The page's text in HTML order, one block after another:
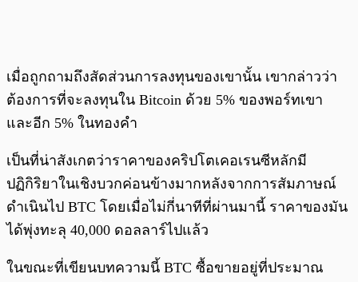
เมื่อถูกถามถึงสัดส่วนการลงทุนของเขานั้น เขากล่าวว่า
ต้องการที่จะลงทุนใน Bitcoin ด้วย 5% ของพอร์ทเขา
และอีก 5% ในทองคำ
เป็นที่น่าสังเกตว่าราคาของคริปโตเคอเรนซีหลักมี
ปฏิกิริยาในเชิงบวกค่อนข้างมากหลังจากการสัมภาษณ์
ดำเนินไป BTC โดยเมื่อไม่กี่นาทีที่ผ่านมานี้ ราคาของมัน
ได้พุ่งทะลุ 40,000 ดอลลาร์ไปแล้ว
ในขณะที่เขียนบทความนี้ BTC ซื้อขายอยู่ที่ประมาณ